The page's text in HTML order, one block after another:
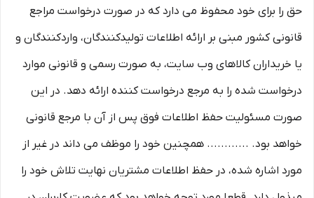
حق را برای خود محفوظ می دارد که در صورت درخواست مراجع
قانونی کشور مبنی بر ارائه اطلاعات تولیدکنندگان، واردکنندگان و
یا خریداران کالاهای وب سایت، به صورت رسمی و قانونی موارد
درخواست شده را به مرجع درخواست کننده ارائه دهد. در این
صورت مسئولیت حفظ اطلاعات فوق پس از آن با مرجع قانونی
خواهد بود. ............ همچنین خود را موظف می داند در غیر از
مورد اشاره شده، در حفظ اطلاعات مشتریان نهایت تلاش خود را